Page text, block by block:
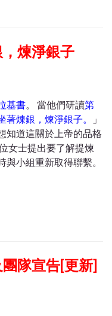
煉淨銀子
基書 。 當他們研讀第
著煉銀，煉淨銀子。
」
知道這關於上帝的品格
女士提出要了解提煉
小組重新取得聯繫。
隊宣告[更新]